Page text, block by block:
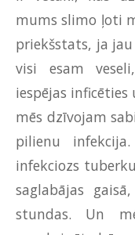
mums slimo ļoti
priekšstats, ja
visi esam
iespējas
mēs dzīvojam
pilienu
infekciozs
saglabājas
stundas. Un